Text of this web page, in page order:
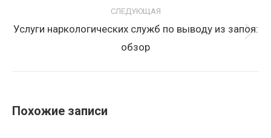
СЛЕДУЮЩАЯ
Следующая
запись:
Услуги наркологических служб по выводу из запоя:
обзор
Похожие записи